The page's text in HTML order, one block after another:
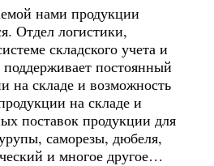
нами продукции
Отдел логистики,
складского учета и
поддерживает постоянный
на складе и возможность
на складе и
поставок продукции для
саморезы, дюбеля,
и многое другое…